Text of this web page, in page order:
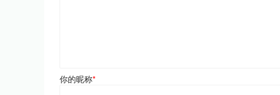
你的昵称*